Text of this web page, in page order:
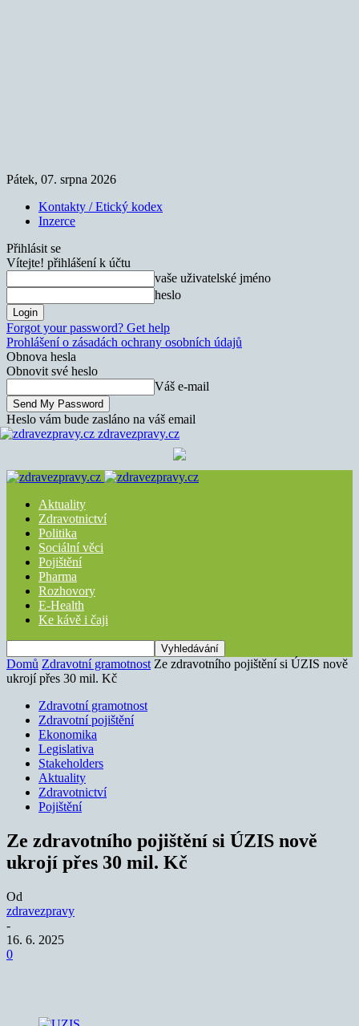
Pátek, 07. srpna 2026
Kontakty / Etický kodex
Inzerce
Přihlásit se
Vítejte! přihlášení k účtu
vaše uživatelské jméno
heslo
Forgot your password? Get help
Prohlášení o zásadách ochrany osobních údajů
Obnova hesla
Obnovit své heslo
Váš e-mail
Heslo vám bude zasláno na váš email
zdravezpravy.cz
Aktuality
Zdravotnictví
Politika
Sociální věci
Pojištění
Pharma
Rozhovory
E-Health
Ke kávě i čaji
Domů Zdravotní gramotnost Ze zdravotního pojištění si ÚZIS nově
ukrojí přes 30 mil. Kč
Zdravotní gramotnost
Zdravotní pojištění
Ekonomika
Legislativa
Stakeholders
Aktuality
Zdravotnictví
Pojištění
Ze zdravotního pojištění si ÚZIS nově
ukrojí přes 30 mil. Kč
Od
zdravezpravy
-
16. 6. 2025
0